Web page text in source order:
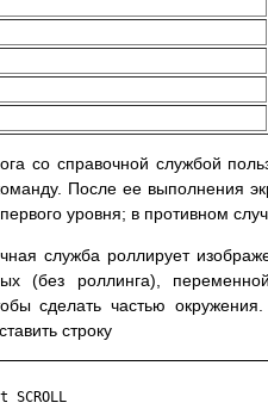
со справочной службой
После ее выполнения
уровня; в противном
служба роллирует
(без роллинга),
сделать частью
строку
SCROLL